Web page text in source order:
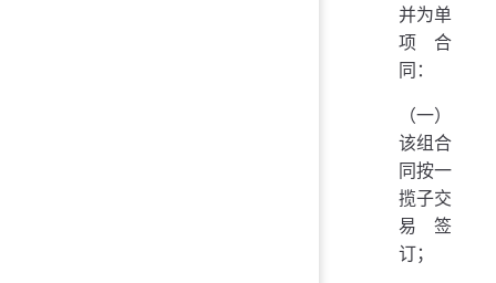
并为单
项合
同：
（一）
该组合
同按一
揽子交
易签
订；